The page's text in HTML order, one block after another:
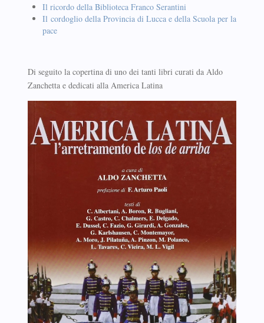
Il ricordo della Biblioteca Franco Serantini
Il cordoglio della Provincia di Lucca e della Scuola per la
pace
Di seguito la copertina di uno dei tanti libri curati da Aldo
Zanchetta e dedicati alla America Latina